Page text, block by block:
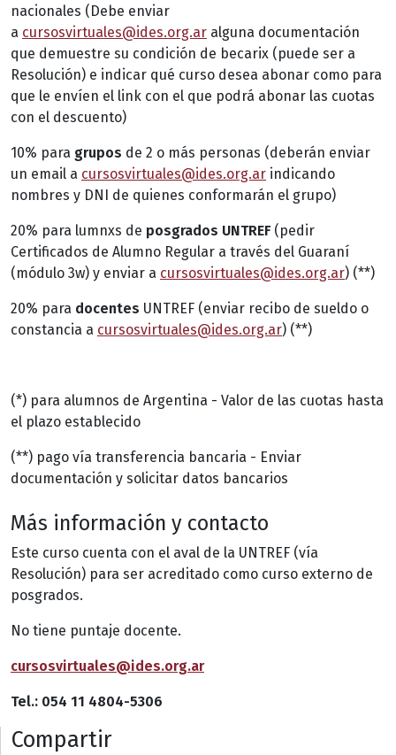
nacionales (Debe enviar
a cursosvirtuales@ides.org.ar alguna documentación
que demuestre su condición de becarix (puede ser a
Resolución) e indicar qué curso desea abonar como para
que le envíen el link con el que podrá abonar las cuotas
con el descuento)
10% para grupos de 2 o más personas (deberán enviar
un email a cursosvirtuales@ides.org.ar indicando
nombres y DNI de quienes conformarán el grupo)
20% para lumnxs de posgrados UNTREF(pedir
Certificados de Alumno Regular a través del Guaraní
(módulo 3w) y enviar a cursosvirtuales@ides.org.ar) (**)
20% para docentes UNTREF (enviar recibo de sueldo o
constancia a cursosvirtuales@ides.org.ar) (**)
(*) para alumnos de Argentina - Valor de las cuotas hasta
el plazo establecido
(**) pago vía transferencia bancaria - Enviar
documentación y solicitar datos bancarios
Más información y contacto
Este curso cuenta con el aval de la UNTREF (vía
Resolución) para ser acreditado como curso externo de
posgrados.
No tiene puntaje docente.
cursosvirtuales@ides.org.ar
Tel.: 054 11 4804-5306
Compartir